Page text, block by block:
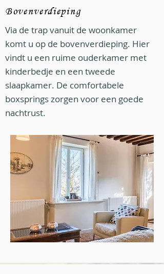
Bovenverdieping
Via de trap vanuit de woonkamer
komt u op de bovenverdieping. Hier
vindt u een ruime ouderkamer met
kinderbedje en een tweede
slaapkamer. De comfortabele
boxsprings zorgen voor een goede
nachtrust.